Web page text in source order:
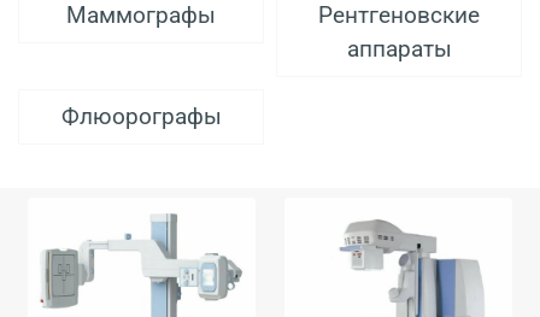
Маммографы
Рентгеновские
аппараты
Флюорографы